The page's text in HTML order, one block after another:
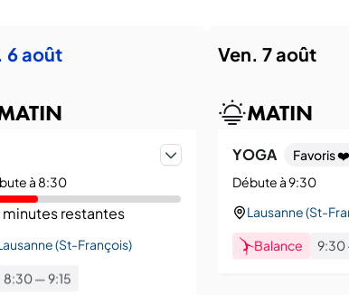
6 août
à 8:30
minutes restantes
(St-François)
8:30—9:15
ven. 7 août
MATIN
YOGA
Favoris
Débute à 9:30
Lausanne (St-
Balance 9:30